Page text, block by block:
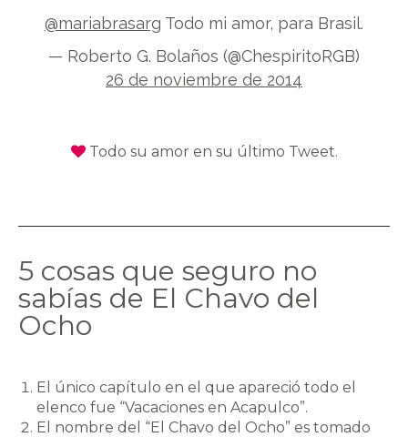
@mariabrasarg Todo mi amor, para Brasil.
— Roberto G. Bolaños (@ChespiritoRGB)
26 de noviembre de 2014
Todo su amor en su último Tweet.
5 cosas que seguro no
sabías de El Chavo del
Ocho
El único capítulo en el que apareció todo el
elenco fue “Vacaciones en Acapulco”.
El nombre del “El Chavo del Ocho” es tomado